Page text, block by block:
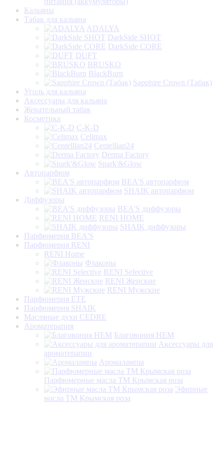
Кальяны
Табак для кальяна
ADALYA
DarkSide SHOT
DarkSide CORE
DUFT
BRUSKO
BlackBurn
Sapphire Crown (Табак)
Уголь для кальяна
Аксессуары для кальяна
Жевательный табак
Косметика
C-K-D
Celimax
Centellian24
Derma Factory
Spark'&Glow
Автопарфюм
BEA'S автопарфюм
SHAIK автопарфюм
Диффузоры
BEA'S диффузоры
RENI HOME
SHAIK диффузоры
Парфюмерия BEA'S
Парфюмерия RENI
RENI Home
Флаконы
RENI Selective
RENI Женские
RENI Мужские
Парфюмерия ETE
Парфюмерия SHAIK
Масляные духи CEDRE
Ароматерапия
Благовония HEM
Аксессуары для
ароматерапии
Аромалампы
Парфюмерные масла ТМ Крымская роза
Эфирные
масла ТМ Крымская роза